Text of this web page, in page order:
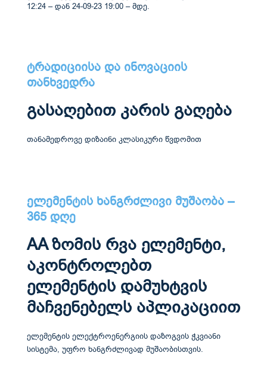
12:24 – დან 24-09-23 19:00 – მდე.
ტრადიციისა და ინოვაციის
თანხვედრა
გასაღებით კარის გაღება
თანამედროვე დიზაინი კლასიკური წვდომით
ელემენტის ხანგრძლივი მუშაობა –
365 დღე
AA ზომის რვა ელემენტი,
აკონტროლებთ
ელემენტის დამუხტვის
მაჩვენებელს აპლიკაციით
ელემენტის ელექტროენერგიის დაზოგვის ჭკვიანი
სისტემა, უფრო ხანგრძლივად მუშაობისთვის.